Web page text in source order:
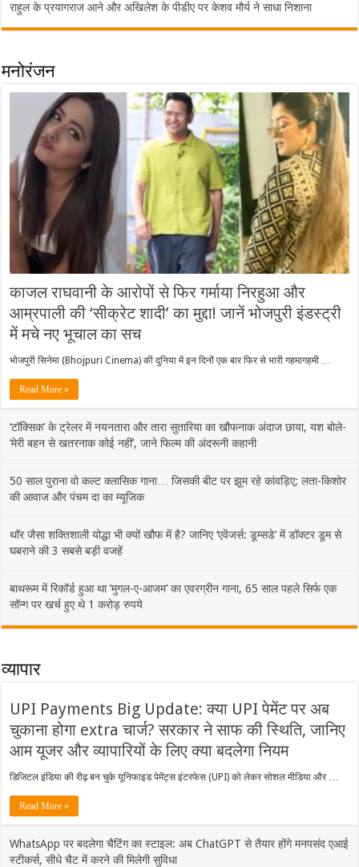
राहुल के प्रयागराज आने और अखिलेश के पीडीए पर केशव मौर्य ने साधा निशाना
मनोरंजन
काजल राघवानी के आरोपों से फिर गर्माया निरहुआ और
आम्रपाली की ‘सीक्रेट शादी’ का मुद्दा! जानें भोजपुरी इंडस्ट्री
में मचे नए भूचाल का सच
भोजपुरी सिनेमा (Bhojpuri Cinema) की दुनिया में इन दिनों एक बार फिर से भारी गहमागहमी …
Read More »
‘टॉक्सिक’ के ट्रेलर में नयनतारा और तारा सुतारिया का खौफनाक अंदाज छाया, यश बोले-
‘मेरी बहन से खतरनाक कोई नहीं’, जाने फिल्म की अंदरूनी कहानी
50 साल पुराना वो कल्ट क्लासिक गाना… जिसकी बीट पर झूम रहे कांवड़िए; लता-किशोर
की आवाज और पंचम दा का म्यूजिक
थॉर जैसा शक्तिशाली योद्धा भी क्यों खौफ में है? जानिए ‘एवेंजर्स: डूम्सडे’ में डॉक्टर डूम से
घबराने की 3 सबसे बड़ी वजहें
बाथरूम में रिकॉर्ड हुआ था ‘मुगल-ए-आजम’ का एवरग्रीन गाना, 65 साल पहले सिर्फ एक
सॉन्ग पर खर्च हुए थे 1 करोड़ रुपये
व्यापार
UPI Payments Big Update: क्या UPI पेमेंट पर अब
चुकाना होगा extra चार्ज? सरकार ने साफ की स्थिति, जानिए
आम यूजर और व्यापारियों के लिए क्या बदलेगा नियम
डिजिटल इंडिया की रीढ़ बन चुके यूनिफाइड पेमेंट्स इंटरफेस (UPI) को लेकर सोशल मीडिया और …
Read More »
WhatsApp पर बदलेगा चैटिंग का स्टाइल: अब ChatGPT से तैयार होंगे मनपसंद एआई
स्टीकर्स, सीधे चैट में करने की मिलेगी सुविधा